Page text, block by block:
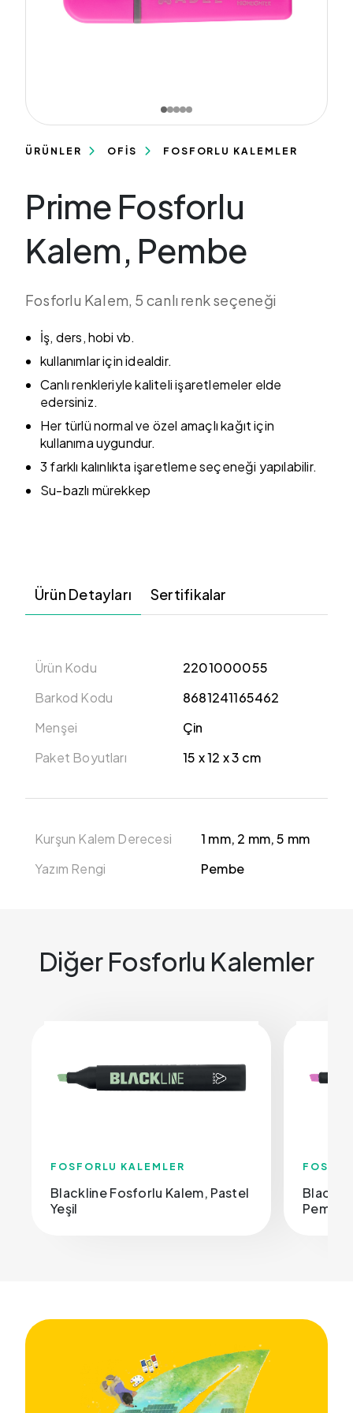
ÜRÜNLER OFİS FOSFORLU KALEMLER
Prime Fosforlu
Kalem, Pembe
Fosforlu Kalem, 5 canlı renk seçeneği
İş, ders, hobi vb.
kullanımlar için idealdir.
Canlı renkleriyle kaliteli işaretlemeler elde
edersiniz.
Her türlü normal ve özel amaçlı kağıt için
kullanıma uygundur.
3 farklı kalınlıkta işaretleme seçeneği yapılabilir.
Su-bazlı mürekkep
Ürün Detayları Sertifikalar
Ürün Kodu
2201000055
Barkod Kodu
8681241165462
Menşei
Çin
Paket Boyutları
15 x 12 x 3 cm
Kurşun Kalem Derecesi
1 mm, 2 mm, 5 mm
Yazım Rengi
Pembe
Diğer Fosforlu Kalemler
FOSFORLU KALEMLER
Blackline Fosforlu Kalem, Pastel
Yeşil
Pembe